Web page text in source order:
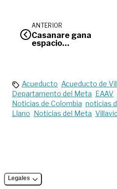
ANTERIOR
Casanare gana
espacio
Acueducto Acueducto de
Departamento del Meta EAAV
Noticias de Colombia noticias
Llano Noticias del Meta
Legales